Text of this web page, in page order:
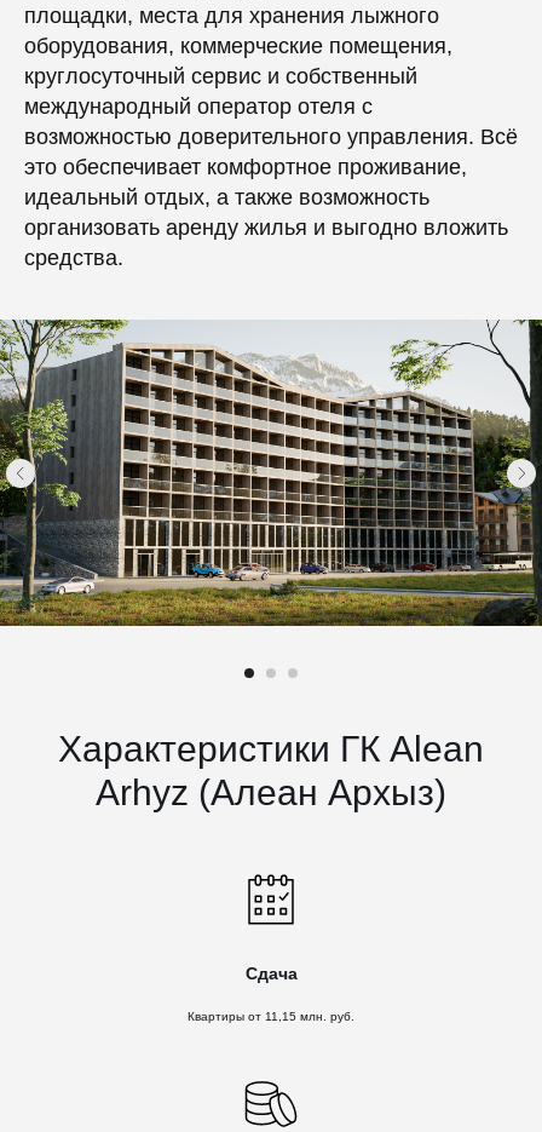
площадки, места для хранения лыжного
оборудования, коммерческие помещения,
круглосуточный сервис и собственный
международный оператор отеля с
возможностью доверительного управления. Всё
это обеспечивает комфортное проживание,
идеальный отдых, а также возможность
организовать аренду жилья и выгодно вложить
средства.
Характеристики ГК Alean
Arhyz (Алеан Архыз)
Сдача
Квартиры от 11,15 млн. руб.